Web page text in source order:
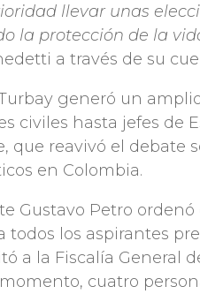
llevar unas
la protección de la
a través de su
generó un
civiles hasta jefes de
que reavivó el debate
en Colombia.
Gustavo Petro
todos los aspirantes
a la Fiscalía General
cuatro